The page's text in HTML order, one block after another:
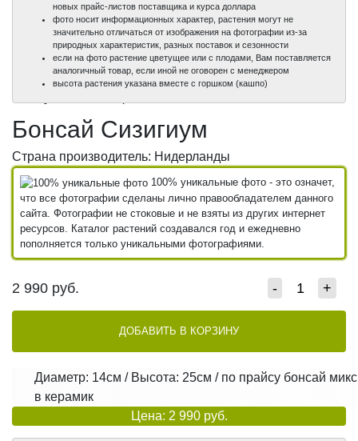
100%
100%
новых прайс-листов поставщика и курса доллара
фото носит информационных характер, растения могут не
значительно отличаться от изображения на фотографии из-за
природных характеристик, разных поставок и сезонности
если на фото растение цветущее или с плодами, Вам поставляется
аналогичный товар, если иной не оговорен с менеджером
высота растения указана вместе с горшком (кашпо)
Бонсай Сизигиум
Страна производитель: Нидерланды
100% уникальные фото - это означет,
что все фотографии сделаны лично правообладателем данного
сайта. Фотографии не стоковые и не взяты из других интернет
ресурсов. Каталог растений создавался год и ежедневно
пополняется только уникальными фотографиями.
2 990 руб. - +
ДОБАВИТЬ В КОРЗИНУ
Диаметр: 14см / Высота: 25см / по прайсу бонсай микс
в керамик
Цена: 2 990 руб.